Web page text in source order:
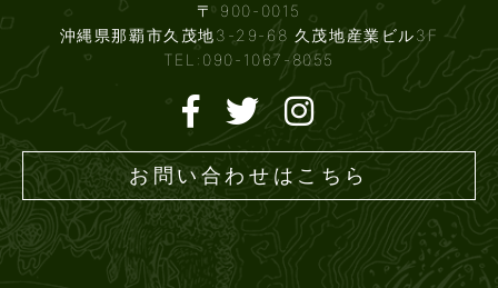
〒 900-0015
沖縄県那覇市久茂地3-29-68 久茂地産業ビル3F
TEL:090-1067-8055
お問い合わせはこちら